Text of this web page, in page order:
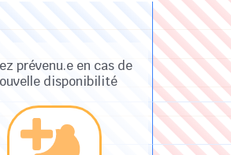
prévenu.e en cas de
disponibilité